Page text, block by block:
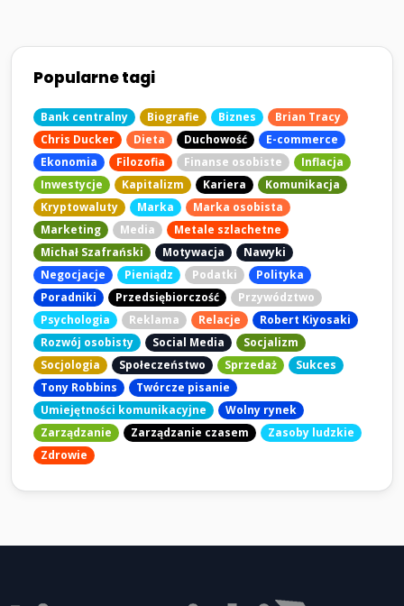
Popularne tagi
Bank centralny Biografie Biznes
Brian Tracy
Chris Ducker
Dieta Duchowość
E-commerce
Ekonomia
Filozofia Finanse osobiste
Inflacja
Inwestycje
Kapitalizm Kariera
Komunikacja
Kryptowaluty
Marka
Marka osobista
Marketing
Media
Metale szlachetne
Michał Szafrański
Motywacja
Nawyki
Negocjacje
Pieniądz Podatki
Polityka
Poradniki
Przedsiębiorczość
Przywództwo
Psychologia
Reklama Relacje
Robert Kiyosaki
Rozwój osobisty
Social Media
Socjalizm
Socjologia
Społeczeństwo Sprzedaż
Sukces
Tony Robbins
Twórcze pisanie
Umiejętności komunikacyjne
Wolny rynek
Zarządzanie
Zarządzanie czasem
Zasoby ludzkie
Zdrowie